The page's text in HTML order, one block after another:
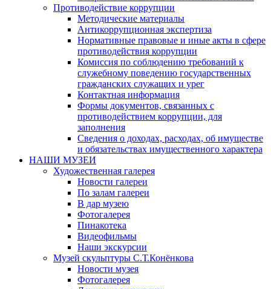
Противодействие коррупции
Методические материалы
Антикоррупционная экспертиза
Нормативные правовые и иные акты в сфере
противодействия коррупции
Комиссия по соблюдению требований к
служебному поведению государственных
гражданских служащих и урег
Контактная информация
Формы документов, связанных с
противодействием коррупции, для
заполнения
Сведения о доходах, расходах, об имуществе
и обязательствах имущественного характера
НАШИ МУЗЕИ
Художественная галерея
Новости галереи
По залам галереи
В дар музею
Фотогалерея
Пинакотека
Видеофильмы
Наши экскурсии
Музей скульптуры С.Т.Конёнкова
Новости музея
Фотогалерея